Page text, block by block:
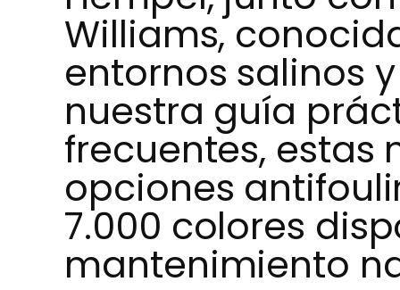
Williams,
entornos salinos
nuestra guía
frecuentes,
opciones
7.000 colores
mantenimiento